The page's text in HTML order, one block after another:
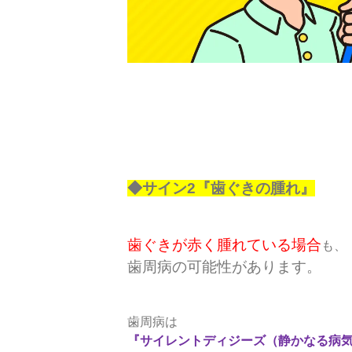
◆サイン2『歯ぐきの腫れ』
歯ぐきが赤く腫れている場合 も、
歯周病の可能性があります。
歯周病は
『サイレントディジーズ（静かなる病